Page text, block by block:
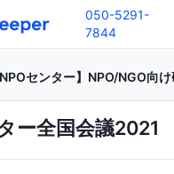
050-5291-
7844
NPOセンター】NPO/NGO向
ー全国会議2021